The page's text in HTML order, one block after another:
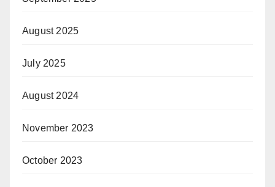
August 2025
July 2025
August 2024
November 2023
October 2023